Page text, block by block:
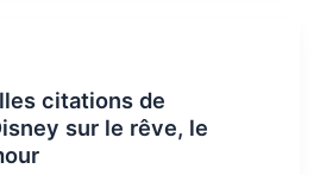
citations de
sur le rêve, le